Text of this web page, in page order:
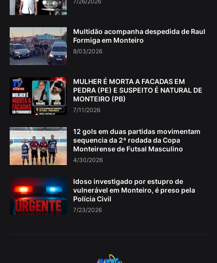
Multidão acompanha despedida de Raul
Formiga em Monteiro
8/03/2026
MULHER É MORTA A FACADAS EM
PEDRA (PE) E SUSPEITO É NATURAL DE
MONTEIRO (PB)
7/11/2026
12 gols em duas partidas movimentam
sequencia da 2ª rodada da Copa
Monteirense de Futsal Masculino
4/30/2026
Idoso investigado por estupro de
vulnerável em Monteiro, é preso pela
Polícia Civil
7/23/2026